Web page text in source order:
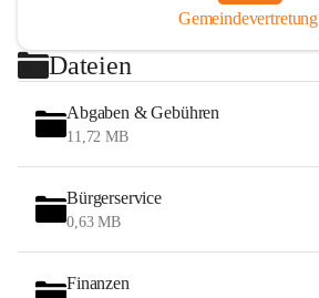
Gemeindevertretung
Dateien
Abgaben & Gebühren
11,72 MB
Bürgerservice
0,63 MB
Finanzen